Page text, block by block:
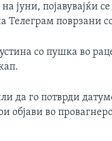
јуни, појавувајќи
поврзани со
со пушка во
да го потврди
во